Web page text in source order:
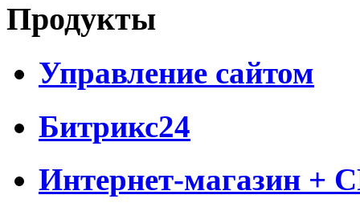
Продукты
Управление сайтом
Битрикс24
Интернет-магазин +